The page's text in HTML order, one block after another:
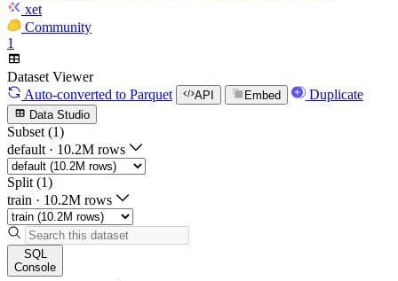
xet
Community
1
Dataset Viewer
Auto-converted to Parquet API Embed Duplicate
Data Studio
Subset (1)
default · 10.2M rows
Split (1)
train · 10.2M rows
SQL
Console